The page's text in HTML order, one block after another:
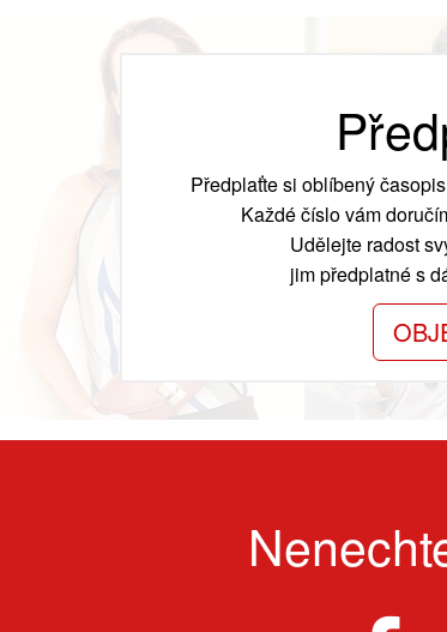
Předplaťte si oblíbený
Každé číslo vám
Udělejte radost
jim předplatné s